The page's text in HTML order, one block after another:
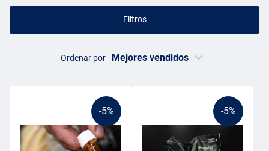
Filtros
Ordenar por
-5% -5%